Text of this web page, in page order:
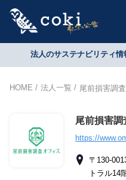
法人のサステナビリティ
HOME 法人一覧 尾前損害調
尾前損害
https://
〒130-
トラル14